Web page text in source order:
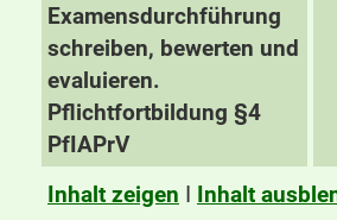
Examensdurchführung
schreiben, bewerten und
evaluieren.
Pflichtfortbildung §4
PfIAPrV
Inhalt zeigen I Inhalt